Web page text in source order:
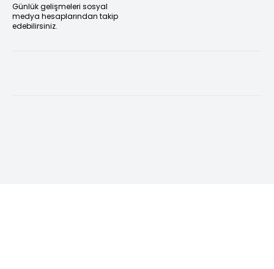
Günlük gelişmeleri sosyal
medya hesaplarından takip
edebilirsiniz.